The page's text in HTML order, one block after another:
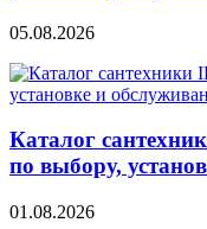
05.08.2026
Каталог
по выбору,
01.08.2026